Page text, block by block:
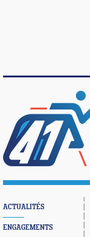
ACTUALITÉS
ENGAGEMENTS